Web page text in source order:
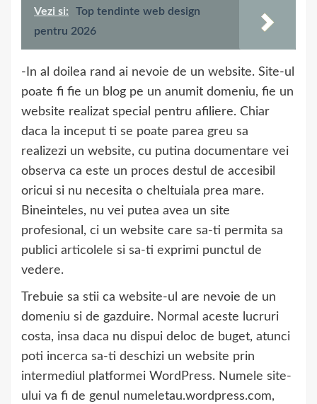
Vezi si:
Top tendinte web design
pentru 2026
-In al doilea rand ai nevoie de un website. Site-ul
poate fi fie un blog pe un anumit domeniu, fie un
website realizat special pentru afiliere. Chiar
daca la inceput ti se poate parea greu sa
realizezi un website, cu putina documentare vei
observa ca este un proces destul de accesibil
oricui si nu necesita o cheltuiala prea mare.
Bineinteles, nu vei putea avea un site
profesional, ci un website care sa-ti permita sa
publici articolele si sa-ti exprimi punctul de
vedere.
Trebuie sa stii ca website-ul are nevoie de un
domeniu si de gazduire. Normal aceste lucruri
costa, insa daca nu dispui deloc de buget, atunci
poti incerca sa-ti deschizi un website prin
intermediul platformei WordPress. Numele site-
ului va fi de genul numeletau.wordpress.com,